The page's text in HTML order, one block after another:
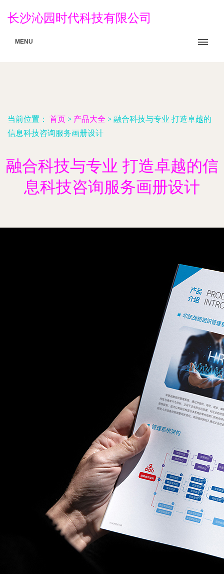
长沙沁园时代科技有限公司
MENU
当前位置： 首页 > 产品大全 > 融合科技与专业 打造卓越的
信息科技咨询服务画册设计
融合科技与专业 打造卓越的信
息科技咨询服务画册设计